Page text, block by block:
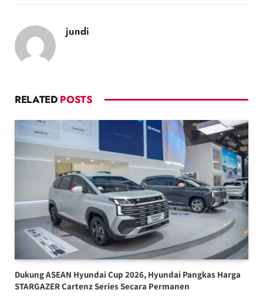
jundi
RELATED POSTS
Dukung ASEAN Hyundai Cup 2026, Hyundai Pangkas Harga
STARGAZER Cartenz Series Secara Permanen